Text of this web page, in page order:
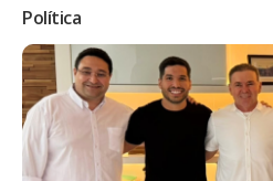
Política